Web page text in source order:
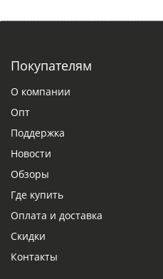
Покупателям
О компании
Опт
Поддержка
Новости
Обзоры
Где купить
Оплата и доставка
Скидки
Контакты